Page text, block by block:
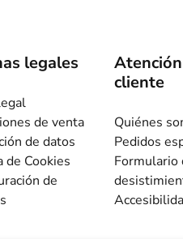
legales
de venta
de datos
de Cookies
de
cliente
Quiénes
Pedidos
Formulario